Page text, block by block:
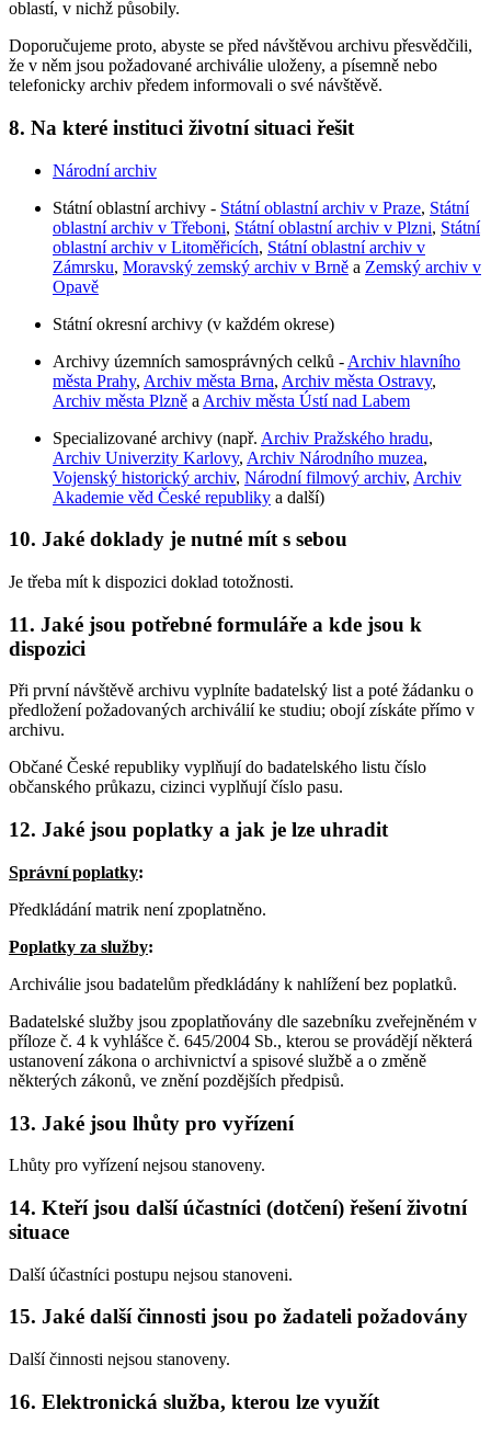
oblastí, v nichž působily.
Doporučujeme proto, abyste se před návštěvou archivu přesvědčili,
že v něm jsou požadované archiválie uloženy, a písemně nebo
telefonicky archiv předem informovali o své návštěvě.
8. Na které instituci životní situaci řešit
Národní archiv
Státní oblastní archivy - Státní oblastní archiv v Praze, Státní
oblastní archiv v Třeboni, Státní oblastní archiv v Plzni, Státní
oblastní archiv v Litoměřicích, Státní oblastní archiv v
Zámrsku, Moravský zemský archiv v Brně a Zemský archiv v
Opavě
Státní okresní archivy (v každém okrese)
Archivy územních samosprávných celků - Archiv hlavního
města Prahy, Archiv města Brna, Archiv města Ostravy,
Archiv města Plzně a Archiv města Ústí nad Labem
Specializované archivy (např. Archiv Pražského hradu,
Archiv Univerzity Karlovy, Archiv Národního muzea,
Vojenský historický archiv, Národní filmový archiv, Archiv
Akademie věd České republiky a další)
10. Jaké doklady je nutné mít s sebou
Je třeba mít k dispozici doklad totožnosti.
11. Jaké jsou potřebné formuláře a kde jsou k
dispozici
Při první návštěvě archivu vyplníte badatelský list a poté žádanku o
předložení požadovaných archiválií ke studiu; obojí získáte přímo v
archivu.
Občané České republiky vyplňují do badatelského listu číslo
občanského průkazu, cizinci vyplňují číslo pasu.
12. Jaké jsou poplatky a jak je lze uhradit
Správní poplatky:
Předkládání matrik není zpoplatněno.
Poplatky za služby:
Archiválie jsou badatelům předkládány k nahlížení bez poplatků.
Badatelské služby jsou zpoplatňovány dle sazebníku zveřejněném v
příloze č. 4 k vyhlášce č. 645/2004 Sb., kterou se provádějí některá
ustanovení zákona o archivnictví a spisové službě a o změně
některých zákonů, ve znění pozdějších předpisů.
13. Jaké jsou lhůty pro vyřízení
Lhůty pro vyřízení nejsou stanoveny.
14. Kteří jsou další účastníci (dotčení) řešení životní
situace
Další účastníci postupu nejsou stanoveni.
15. Jaké další činnosti jsou po žadateli požadovány
Další činnosti nejsou stanoveny.
16. Elektronická služba, kterou lze využít